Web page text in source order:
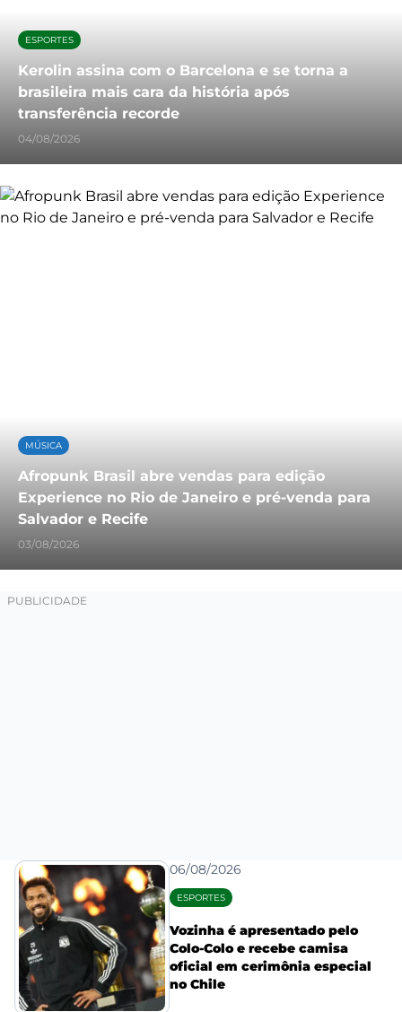
ESPORTES
Kerolin assina com o Barcelona e se torna a
brasileira mais cara da história após
transferência recorde
04/08/2026
MÚSICA
Afropunk Brasil abre vendas para edição
Experience no Rio de Janeiro e pré-venda para
Salvador e Recife
03/08/2026
06/08/2026
ESPORTES
Vozinha é apresentado pelo
Colo-Colo e recebe camisa
oficial em cerimônia especial
no Chile